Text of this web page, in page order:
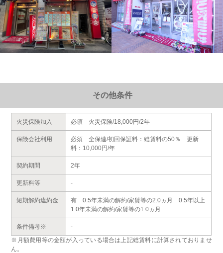
その他条件
火災保険加入 必須 火災保険/18,000円/2年
保険会社利用
必須 全保連/初回保証料：総賃料の50％ 更新
料：10,000円/年
契約期間 2年
更新料等 -
短期解約違約金
有 0.5年未満の解約/家賃等の2.0ヵ月 0.5年以上
1.0年未満の解約/家賃等の1.0ヵ月
条件備考※
-
※月額費用等の金額が入っている場合は上記総賃料に計算されておりませ
ん。